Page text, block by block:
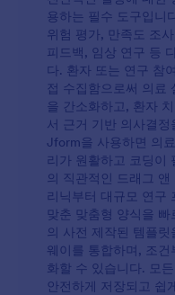
용하는 필수 도구입니
위험 평가, 만족도 조
피드백, 임상 연구 등
다. 환자 또는 연구 참
접 수집함으로써 의료
을 간소화하고, 환자
서 근거 기반 의사결정
Jform을 사용하면 의
리가 원활하고 코딩이
의 직관적인 드래그
리닉부터 대규모 연구
맞춘 맞춤형 양식을
의 사전 제작된 템플
웨이를 통합하며, 조
화할 수 있습니다. 모
안전하게 저장되고 쉽